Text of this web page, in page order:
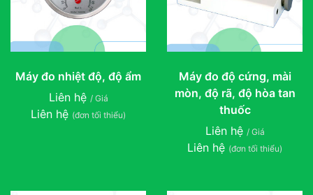
Máy đo nhiệt độ, độ ẩm
Liên hệ / Giá
Liên hệ (đơn tối thiểu)
Máy đo độ cứng, mài
mòn, độ rã, độ hòa tan
thuốc
Liên hệ / Giá
Liên hệ (đơn tối thiểu)